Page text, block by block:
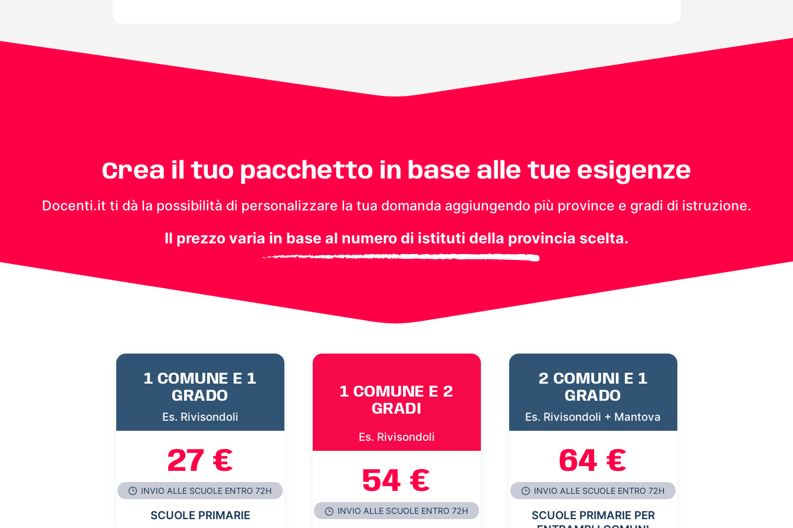
Crea il tuo pacchetto in base alle tue esigenze
Docenti.it ti dà la possibilità di personalizzare la tua domanda aggiungendo più province e gradi di istruzione.
Il prezzo varia in base al numero di istituti della provincia scelta.
1 COMUNE E 1
GRADO
Es. Rivisondoli
27 €
INVIO ALLE SCUOLE ENTRO 72H
SCUOLE PRIMARIE
1 COMUNE E 2
GRADI
Es. Rivisondoli
54 €
INVIO ALLE SCUOLE ENTRO 72H
2 COMUNI E 1
GRADO
Es. Rivisondoli + Mantova
64 €
INVIO ALLE SCUOLE ENTRO 72H
SCUOLE PRIMARIE PER